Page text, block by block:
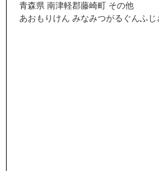
青森県 南津軽郡藤崎町 その他
あおもりけん みなみつがるぐんふじ